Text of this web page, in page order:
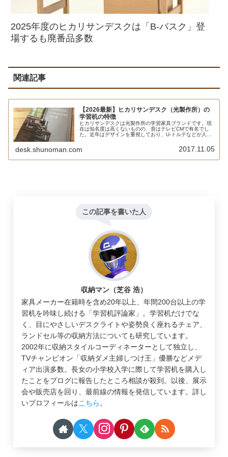
2025年度のヒカリサンデスクは「B-バスク」登
場するも廃番品多数
関連記事
【2026最新】ヒカリサンデスク（光製作所）の
学習机の特徴
ヒカリサンデスクは光製作所の学習家具ブランドです。現
在は知名度は高くないものの、昔はテレビCMで有名でし
た。近年はデザインを重視しており、U-トルテなどが人気
desk.shunoman.com 2017.11.05
この記事を書いた人
収納マン（芝谷 浩）
家具メーカー在籍時を含め20年以上、年間200台以上の学
習机を吟味し続ける「学習机評論家」。学習机だけでな
く、目にやさしいデスクライトや姿勢良く座れるチェア、
ランドセル等の収納方法についても研究しています。
2002年に収納スタイルコーディネーターとして独立し、
TVチャンピオン「収納ダメ主婦しつけ王」優勝などメデ
ィア出演多数。長女の小学校入学に際して学習机を購入し
たことをブログに報告したところ相談が殺到。以後、展示
会や販売店を回り、最前線の情報を発信しています。詳し
いプロフィールはこちら 。